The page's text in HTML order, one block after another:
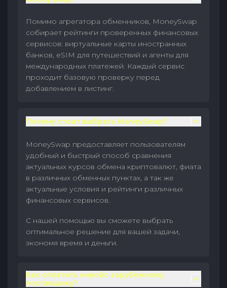
Помимо агрегатора обменников, MoneySwap
собирает рейтинги проверенных финансовых
сервисов: виртуальные карты иностранных
банков, eSIM для путешествий и агенты для
международных платежей. Каждый сервис
проходит базовую проверку перед
добавлением в листинг.
Почему стоит выбрать MoneySwap?
MoneySwap предоставляет пользователям
удобный и быстрый способ сравнения
актуальных курсов обмена криптовалют, фиата
в различных обменных пунктах, а так же
актуальные условия и рейтинги различных
финансовых сервисов.
С нашей помощью вы сможете выбрать
оптимальное решение для вашей задачи,
экономя время и деньги.
Как оплатить инвойс зарубежному
поставщику?